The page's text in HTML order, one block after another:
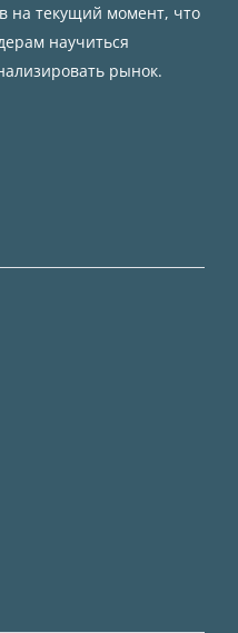
на текущий момент, что
научиться
рынок.